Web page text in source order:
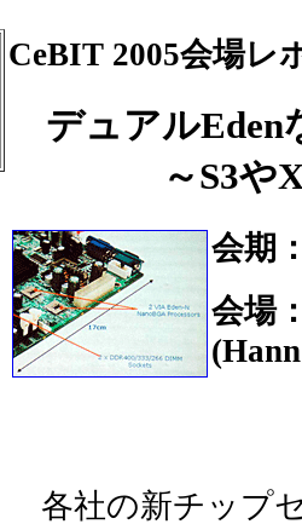
CeBIT 2005会場レ
デュアルEden
～S3や
会期
会場
各社の新チップ